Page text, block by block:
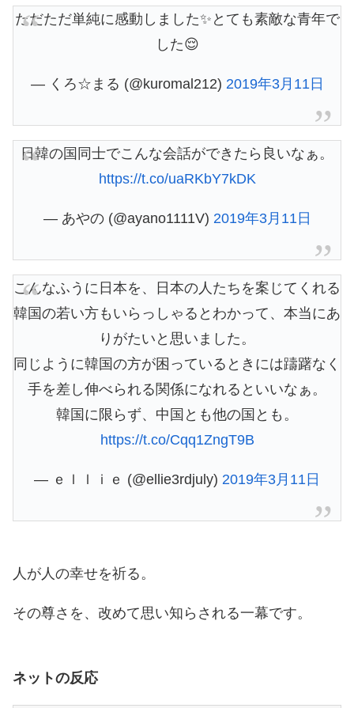
ただただ単純に感動しました✨とても素敵な青年で
した😌
— くろ☆まる (@kuromal212) 2019年3月11日
日韓の国同士でこんな会話ができたら良いなぁ。
https://t.co/uaRKbY7kDK
— あやの (@ayano1111V) 2019年3月11日
こんなふうに日本を、日本の人たちを案じてくれる
韓国の若い方もいらっしゃるとわかって、本当にあ
りがたいと思いました。
同じように韓国の方が困っているときには躊躇なく
手を差し伸べられる関係になれるといいなぁ。
韓国に限らず、中国とも他の国とも。
https://t.co/Cqq1ZngT9B
— ｅｌｌｉｅ (@ellie3rdjuly) 2019年3月11日
人が人の幸せを祈る。
その尊さを、改めて思い知らされる一幕です。
ネットの反応